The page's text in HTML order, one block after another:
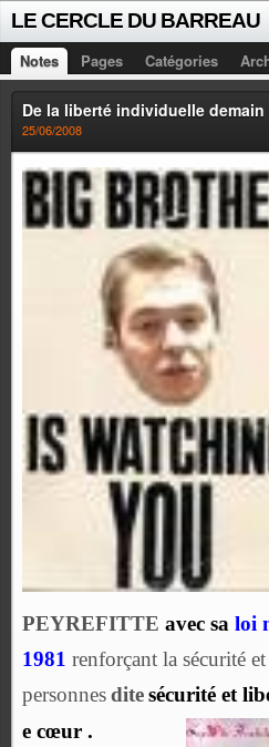
LE CERCLE DU BARREAU
Notes Pages Catégories
De la liberté individuelle
25/06/2008
PEYREFITTE avec sa loi
1981 renforçant la sécurité
personnesditesécurité et
e cœur .